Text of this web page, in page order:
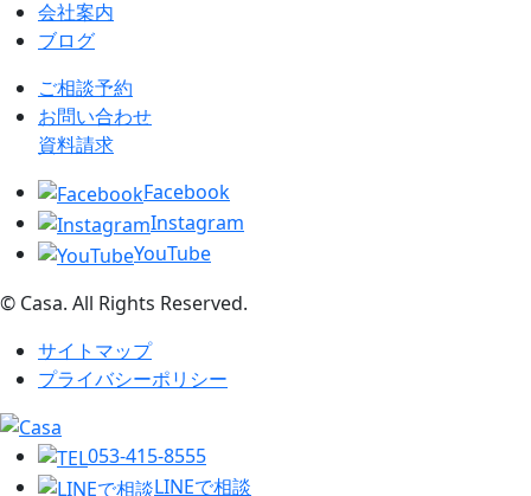
会社案内
ブログ
ご相談予約
お問い合わせ
資料請求
Facebook
Instagram
YouTube
© Casa. All Rights Reserved.
サイトマップ
プライバシーポリシー
053-415-8555
LINEで相談